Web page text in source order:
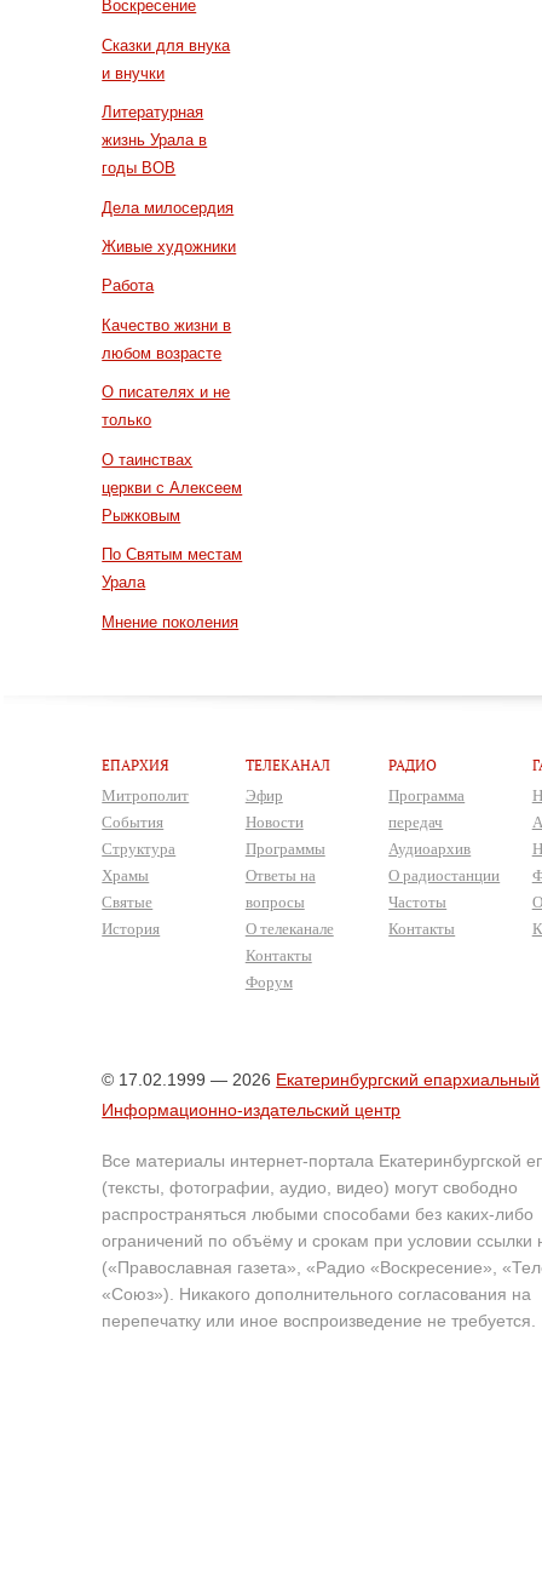
Воскресение
Сказки для внука
и внучки
Литературная
жизнь Урала в
годы ВОВ
Дела милосердия
Живые художники
Работа
Качество жизни в
любом возрасте
О писателях и не
только
О таинствах
церкви с Алексеем
Рыжковым
По Святым местам
Урала
Мнение поколения
ЕПАРХИЯ
Митрополит
События
Структура
Храмы
Святые
История
ТЕЛЕКАНАЛ
Эфир
Новости
Программы
Ответы на
вопросы
О телеканале
Контакты
Форум
РАДИО
Программа
передач
Аудиоархив
О радиостанции
Частоты
Контакты
© 17.02.1999 — 2026 Екатеринбургский епархиальный
Информационно-издательский центр
Все материалы интернет-портала Екатеринбургской
(тексты, фотографии, аудио, видео) могут свободно
распространяться любыми способами без каких-либо
ограничений по объёму и срокам при условии ссылки
(«Православная газета», «Радио «Воскресение»,
«Союз»). Никакого дополнительного согласования на
перепечатку или иное воспроизведение не требуется.